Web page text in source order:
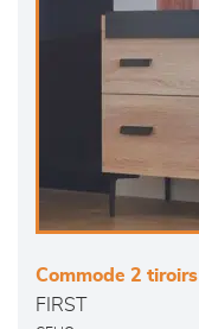
Commode 2 tiroirs
FIRST